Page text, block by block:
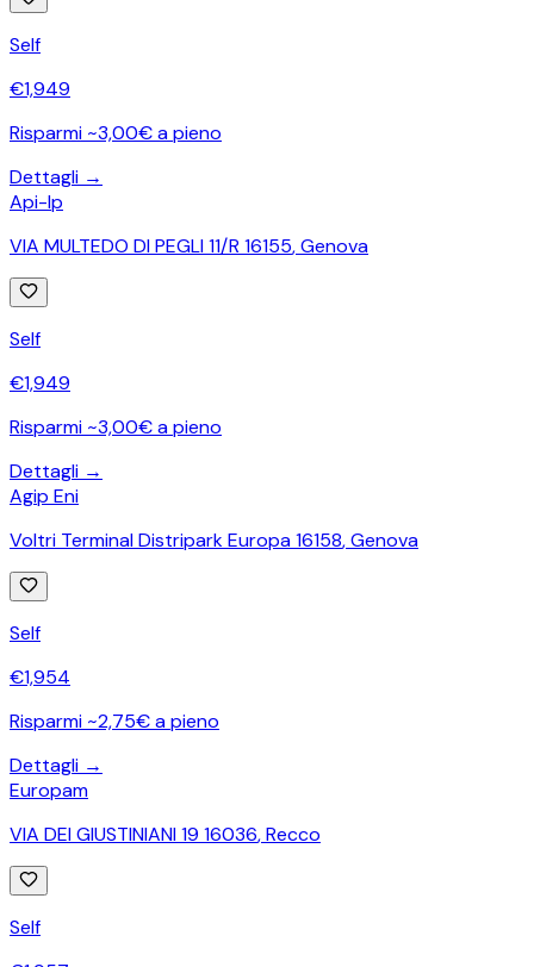
Self
€1,949
Risparmi ~3,00€ a pieno
Dettagli →
Api-Ip
VIA MULTEDO DI PEGLI 11/R 16155,Genova
Self
€1,949
Risparmi ~3,00€ a pieno
Dettagli →
Agip Eni
Voltri Terminal Distripark Europa 16158,Genova
Self
€1,954
Risparmi ~2,75€ a pieno
Dettagli →
Europam
VIA DEI GIUSTINIANI 19 16036,Recco
Self